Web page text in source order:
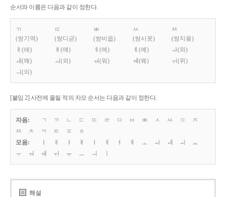
순서와 이름은 다음과 같이 정한다.
ㄲ
(쌍기역)
ㄸ
(쌍디귿)
ㅃ
(쌍비읍)
ㅆ
(쌍시옷)
ㅉ
(쌍지읒)
ㅐ(애)
ㅒ(얘) ㅔ(에) ㅖ(예)
ㅘ(와)
ㅙ(왜)
ㅚ(외) ㅝ(워) ㅞ(웨)
ㅟ(위)
ㅢ(의)
[붙임 2] 사전에 올릴 적의 자모 순서는 다음과 같이 정한다.
자음: ㄱ ㄲ ㄴ ㄷ ㄸ ㄹ ㅁ ㅂ ㅃ ㅅ ㅆ ㅇ
ㅈ
ㅉ
ㅊ ㅋ ㅌ ㅍ
ㅎ
모음:
ㅏ ㅐ ㅑ ㅒ ㅓ ㅔ ㅕ ㅖ ㅗ ㅘ ㅙ ㅚ
ㅛ
ㅜ
ㅝ ㅞ ㅟ ㅠ ㅡ ㅢ
해설